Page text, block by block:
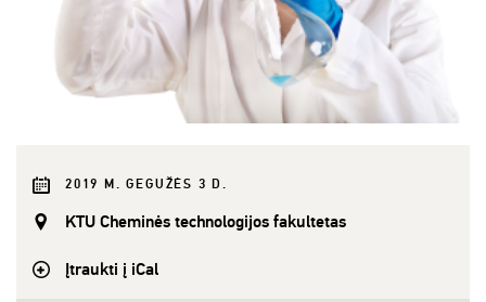
2019 M. GEGUŽĖS 3 D.
KTU Cheminės technologijos fakultetas
Įtraukti į iCal